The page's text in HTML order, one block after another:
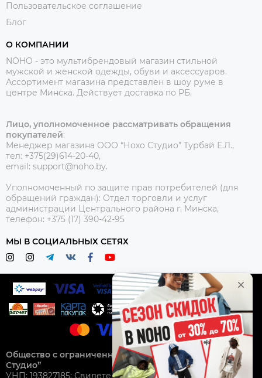
Пользовательское соглашение
Блог
О КОМПАНИИ
NOHO - это мультибрендовый магазин стильной
мужской и женской одежды, обуви и аксессуаров.
Ассортимент магазина представлен в шоу руме в
центре Минска. Действует доставка по РБ.
Лицо, уполномоченное рассматривать обращения
покупателей:
Менеджер магазина ООО “Нохо Студио” Турбай Е.Л.,
тел: +375(29)614-20-40,
email: support@noho.by.
Уполномоченный по защите прав потребителей (для
обращений граждан): Отдел торговли и услуг
администрации Центрального района г. Минска,
телефон: +375 (17) 390-42-95
МЫ В СОЦИАЛЬНЫХ СЕТЯХ
Общество с ограниченной ответственностью “Нохо
Студио”
УНП: 193827185; Свидетельство о гос. регистрации №